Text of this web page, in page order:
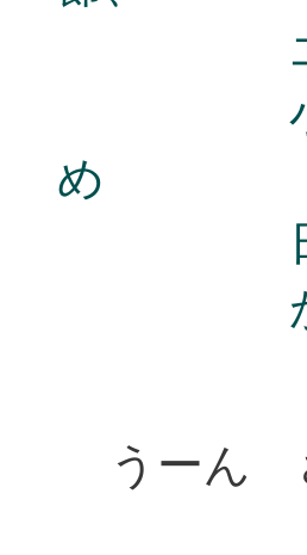
エサを
小鳥さ
め
日夜、
がんば
うーん